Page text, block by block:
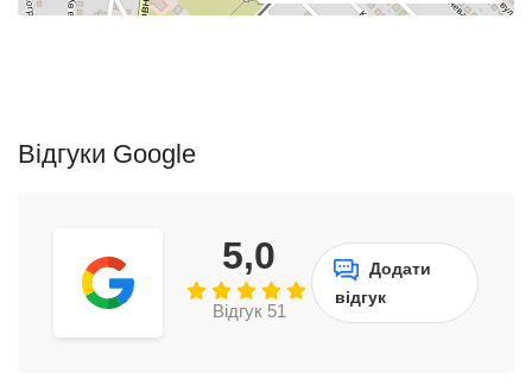
Відгуки Google
5,0
Відгук 51
Додати
відгук